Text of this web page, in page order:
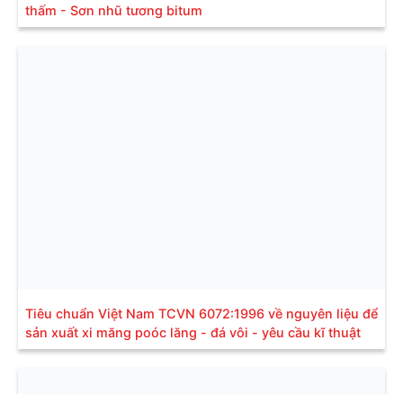
thấm - Sơn nhũ tương bitum
Tiêu chuẩn Việt Nam TCVN 6072:1996 về nguyên liệu để
sản xuất xi măng poóc lăng - đá vôi - yêu cầu kĩ thuật